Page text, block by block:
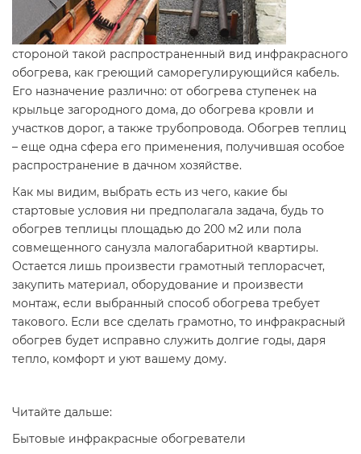
стороной такой распространенный вид инфракрасного
обогрева, как греющий саморегулирующийся кабель.
Его назначение различно: от обогрева ступенек на
крыльце загородного дома, до обогрева кровли и
участков дорог, а также трубопровода. Обогрев теплиц
– еще одна сфера его применения, получившая особое
распространение в дачном хозяйстве.
Как мы видим, выбрать есть из чего, какие бы
стартовые условия ни предполагала задача, будь то
обогрев теплицы площадью до 200 м2 или пола
совмещенного санузла малогабаритной квартиры.
Остается лишь произвести грамотный теплорасчет,
закупить материал, оборудование и произвести
монтаж, если выбранный способ обогрева требует
такового. Если все сделать грамотно, то инфракрасный
обогрев будет исправно служить долгие годы, даря
тепло, комфорт и уют вашему дому.
Читайте дальше:
Бытовые инфракрасные обогреватели